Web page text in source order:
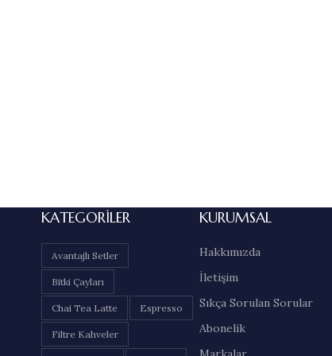
KATEGORILER
Avantajlı Setler
Bitki Çayları
Chai Tea Latte Espresso
Filtre Kahveler
KURUMSAL
Hakkımızda
İletişim
Sıkça Sorulan Sorular
Abonelik